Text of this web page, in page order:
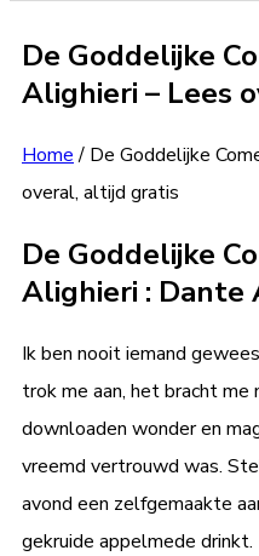
De Goddelijke
Alighieri – Lees
Home/ De Goddelijke
overal, altijd gratis
De Goddelijke
Alighieri : Dante
Ik ben nooit iemand
trok me aan, het bracht
downloaden wonder en
vreemd vertrouwd was.
avond een zelfgemaakte
gekruide appelmede drinkt.